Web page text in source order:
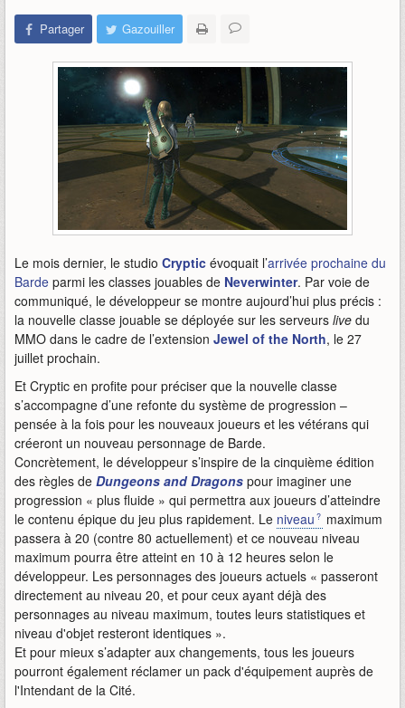
Partager Gazouiller
Le mois dernier, le studio Cryptic évoquait l’arrivée prochaine du
Barde parmi les classes jouables de Neverwinter. Par voie de
communiqué, le développeur se montre aujourd’hui plus précis :
la nouvelle classe jouable se déployée sur les serveurs live du
MMO dans le cadre de l’extension Jewel of the North, le 27
juillet prochain.
Et Cryptic en profite pour préciser que la nouvelle classe
s’accompagne d’une refonte du système de progression –
pensée à la fois pour les nouveaux joueurs et les vétérans qui
créeront un nouveau personnage de Barde.
Concrètement, le développeur s’inspire de la cinquième édition
des règles de Dungeons and Dragons pour imaginer une
progression « plus fluide » qui permettra aux joueurs d’atteindre
le contenu épique du jeu plus rapidement. Le niveau
maximum
passera à 20 (contre 80 actuellement) et ce nouveau niveau
maximum pourra être atteint en 10 à 12 heures selon le
développeur. Les personnages des joueurs actuels « passeront
directement au niveau 20, et pour ceux ayant déjà des
personnages au niveau maximum, toutes leurs statistiques et
niveau d'objet resteront identiques ».
Et pour mieux s’adapter aux changements, tous les joueurs
pourront également réclamer un pack d'équipement auprès de
l'Intendant de la Cité.